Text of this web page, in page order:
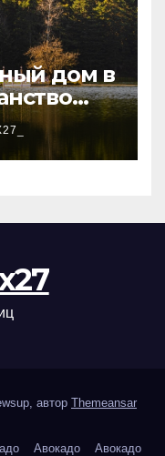
дом в
и
автор Themeansar
Авокадо Авокадо